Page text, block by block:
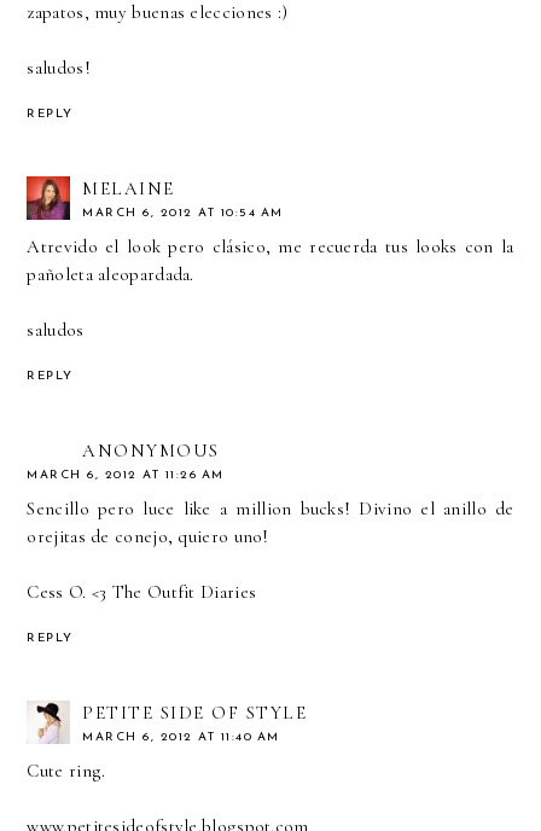
zapatos, muy buenas elecciones :)
saludos!
REPLY
MELAINE
MARCH 6, 2012 AT 10:54 AM
Atrevido el look pero clásico, me recuerda tus looks con la
pañoleta aleopardada.
saludos
REPLY
ANONYMOUS
MARCH 6, 2012 AT 11:26 AM
Sencillo pero luce like a million bucks! Divino el anillo de
orejitas de conejo, quiero uno!
Cess O. <3 The Outfit Diaries
REPLY
PETITE SIDE OF STYLE
MARCH 6, 2012 AT 11:40 AM
Cute ring.
www.petitesideofstyle.blogspot.com